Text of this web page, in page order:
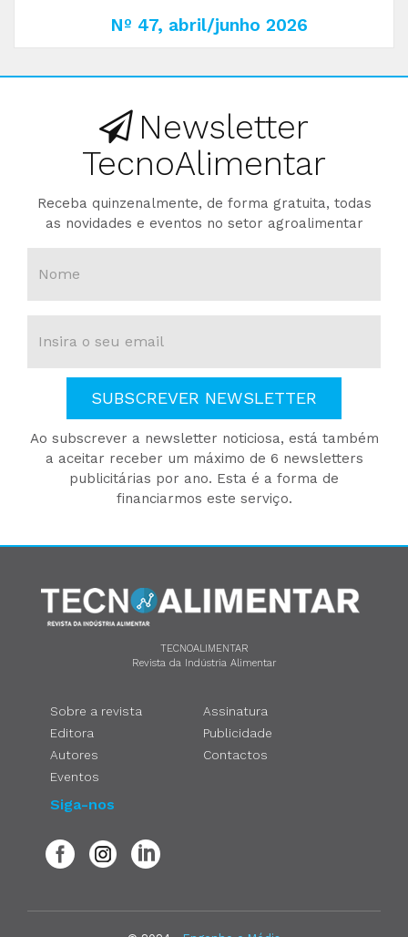
Nº 47, abril/junho 2026
Newsletter
TecnoAlimentar
Receba quinzenalmente, de forma gratuita, todas
as novidades e eventos no setor agroalimentar
SUBSCREVER NEWSLETTER
Ao subscrever a newsletter noticiosa, está também
a aceitar receber um máximo de 6 newsletters
publicitárias por ano. Esta é a forma de
financiarmos este serviço.
TECNOALIMENTAR
Revista da Indústria Alimentar
Sobre a revista
Editora
Autores
Eventos
Assinatura
Publicidade
Contactos
Siga-nos